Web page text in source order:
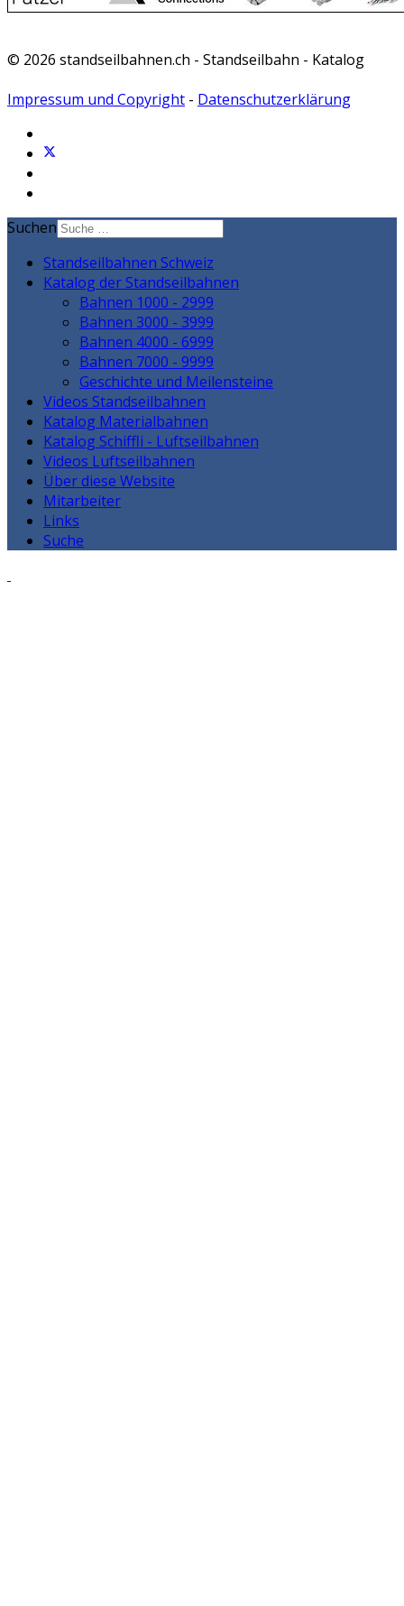
© 2026 standseilbahnen.ch - Standseilbahn - Katalog
Impressum und Copyright - Datenschutzerklärung
Suchen
Standseilbahnen Schweiz
Katalog der Standseilbahnen
Bahnen 1000 - 2999
Bahnen 3000 - 3999
Bahnen 4000 - 6999
Bahnen 7000 - 9999
Geschichte und Meilensteine
Videos Standseilbahnen
Katalog Materialbahnen
Katalog Schiffli - Luftseilbahnen
Videos Luftseilbahnen
Über diese Website
Mitarbeiter
Links
Suche